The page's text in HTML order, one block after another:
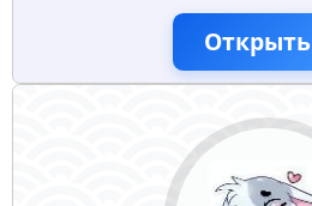
Открыть